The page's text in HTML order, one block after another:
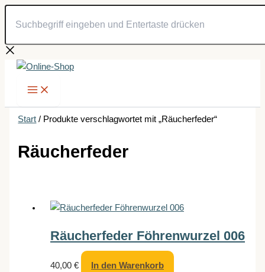
Inhalt
Suchbegriff
eingeben
Entertaste
drücken
Start / Produkte verschlagwortet mit „Räucherfeder“
Räucherfeder
Räucherfeder Föhrenwurzel 006
40,00€ In den Warenkorb